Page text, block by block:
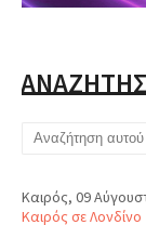
Καιρός, 09
Καιρός σε Λονδίνο